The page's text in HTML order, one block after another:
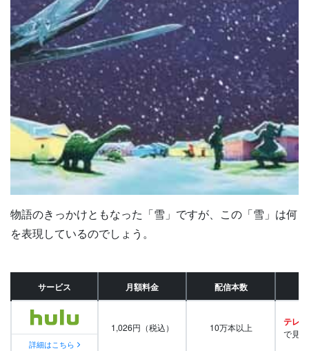
物語のきっかけともなった「雪」ですが、この「雪」は何
を表現しているのでしょう。
サービス 月額料金 配信本数
詳細はこちら
1,026円（税込） 10万本以上 テレビ
で見